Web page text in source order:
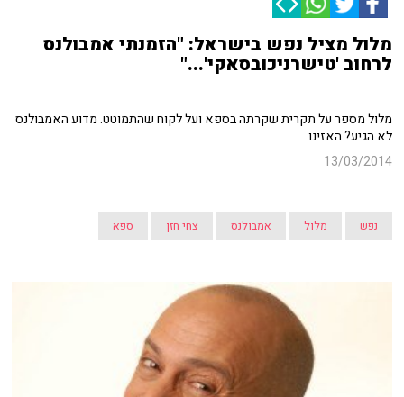
מלול מציל נפש בישראל: "הזמנתי אמבולנס
לרחוב 'טישרניכובסאקי'..."
מלול מספר על תקרית שקרתה בספא ועל לקוח שהתמוטט. מדוע האמבולנס
לא הגיע? האזינו
13/03/2014
נפש מלול אמבולנס צחי חזן ספא